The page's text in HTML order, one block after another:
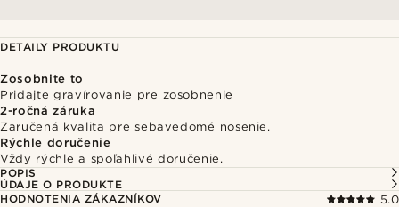
DETAILY PRODUKTU
Zosobnite to
Pridajte gravírovanie pre zosobnenie
2-ročná záruka
Zaručená kvalita pre sebavedomé nosenie.
Rýchle doručenie
Vždy rýchle a spoľahlivé doručenie.
POPIS
ÚDAJE O PRODUKTE
HODNOTENIA ZÁKAZNÍKOV
5.0